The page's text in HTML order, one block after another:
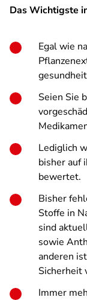
Das Wichtigste
Egal wie
Seien Sie
Lediglich
bisher auf
bewertet.
Bisher
Stoffe in
sind
sowie
anderen
Sicherheit
Immer